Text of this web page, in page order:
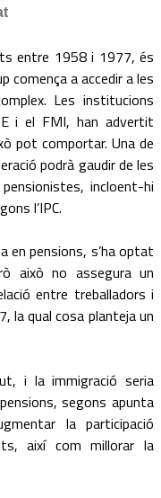
entre 1958 i 1977, és
comença a accedir a les
Les institucions
i el FMI, han advertit
pot comportar. Una de
podrà gaudir de les
incloent-hi
l’IPC.
en pensions, s’ha optat
això no assegura un
entre treballadors i
la qual cosa planteja un
i la immigració seria
segons apunta
la participació
així com millorar la